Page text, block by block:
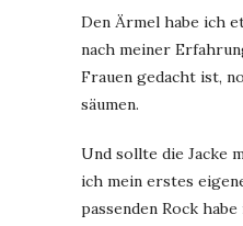
Den Ärmel habe ich
nach meiner
Frauen gedacht ist,
säumen.
Und sollte die Jacke
ich mein erstes
passenden Rock